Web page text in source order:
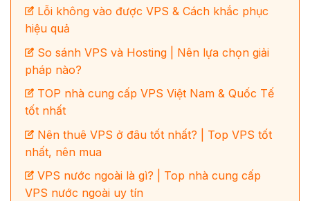
Lỗi không vào được VPS & Cách khắc phục
hiệu quả
So sánh VPS và Hosting | Nên lựa chọn giải
pháp nào?
TOP nhà cung cấp VPS Việt Nam & Quốc Tế
tốt nhất
Nên thuê VPS ở đâu tốt nhất? | Top VPS tốt
nhất, nên mua
VPS nước ngoài là gì? | Top nhà cung cấp
VPS nước ngoài uy tín